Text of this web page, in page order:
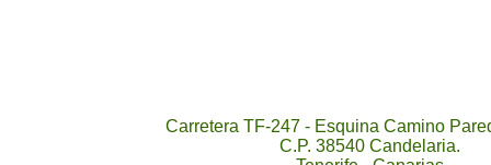
Carretera TF-247 - Esquina Camino
C.P. 38540 Candelaria.